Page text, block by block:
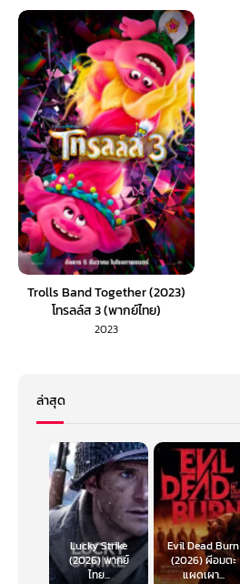
Trolls Band Together (2023)
โทรลล์ส 3 (พากย์ไทย)
2023
ล่าสุด
Lucky Strike
(2026) พากย์
ไทย...
Evil Dead Burn
(2026) ผีอมตะ
แผดเผา...